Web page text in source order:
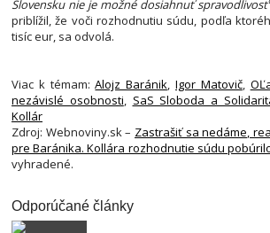
Slovensku nie je možné dosiahnuť
priblížil, že voči rozhodnutiu súdu, podľa
tisíc eur, sa odvolá.
Viac k témam:Alojz Baránik,Igor Matovič,
nezávislé osobnosti, SaS Sloboda a
Kollár
Zdroj: Webnoviny.sk – Zastrašiť sa nedáme,
pre Baránika. Kollára rozhodnutie súdu
vyhradené.
Odporúčané články